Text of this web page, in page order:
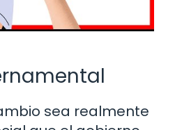
sea realmente